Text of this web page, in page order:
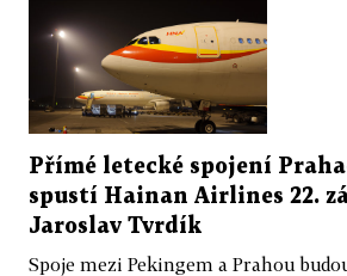
Přímé letecké spojení
spustí Hainan Airlines 22.
Jaroslav Tvrdík
Spoje mezi Pekingem a Prahou